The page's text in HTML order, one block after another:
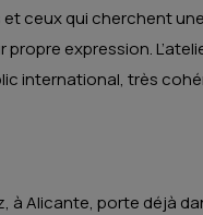
ceux qui cherchent
expression.
international, très
à Alicante, porte déjà